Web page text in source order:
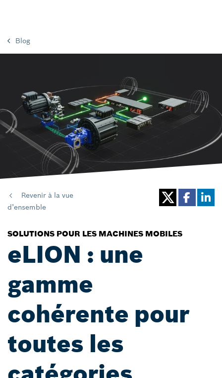
Blog
Revenir à la vue
d’ensemble
SOLUTIONS POUR LES MACHINES MOBILES
eLION : une
gamme
cohérente pour
toutes les